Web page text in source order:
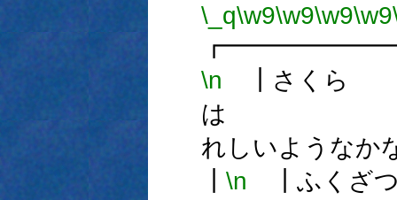
\_q\w9\w9\w9\w9
\n ┃さくら
れしいよう
\n ┃ふくざつ